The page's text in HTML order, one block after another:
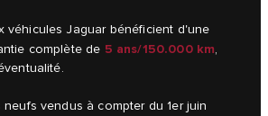
véhicules Jaguar bénéficient d'une
complète de 5 ans/150.000 km,
vendus à compter du 1er juin